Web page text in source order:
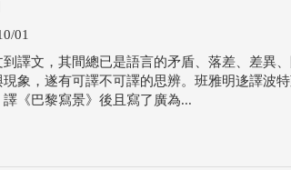
01
譯文，其間總已是語言的矛盾、落差、差異
象，遂有可譯不可譯的思辨。班雅明迻譯波
《巴黎寫景》後且寫了廣為...